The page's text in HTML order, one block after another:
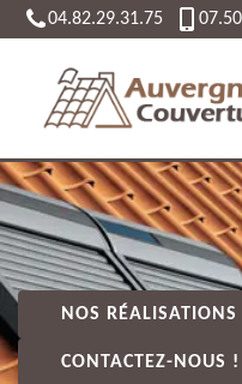
04.82.29.31.75
NOS RÉALISATIONS
CONTACTEZ-NOUS !